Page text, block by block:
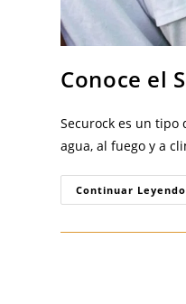
Conoce el
Securock es un tipo
agua, al fuego y a
Continuar Leyendo